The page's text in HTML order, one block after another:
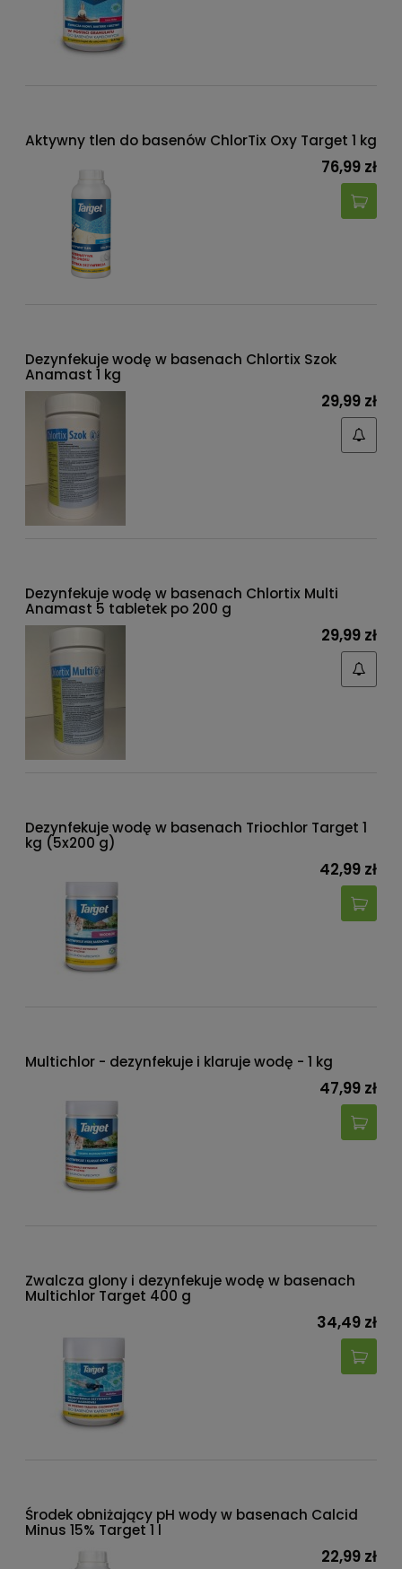
Aktywny tlen do basenów ChlorTix Oxy Target 1 kg
76,99 zł
Dezynfekuje wodę w basenach Chlortix Szok
Anamast 1 kg
29,99 zł
Dezynfekuje wodę w basenach Chlortix Multi
Anamast 5 tabletek po 200 g
29,99 zł
Dezynfekuje wodę w basenach Triochlor Target 1
kg (5x200 g)
42,99 zł
Multichlor - dezynfekuje i klaruje wodę - 1 kg
47,99 zł
Zwalcza glony i dezynfekuje wodę w basenach
Multichlor Target 400 g
34,49 zł
Środek obniżający pH wody w basenach Calcid
Minus 15% Target 1 l
22,99 zł